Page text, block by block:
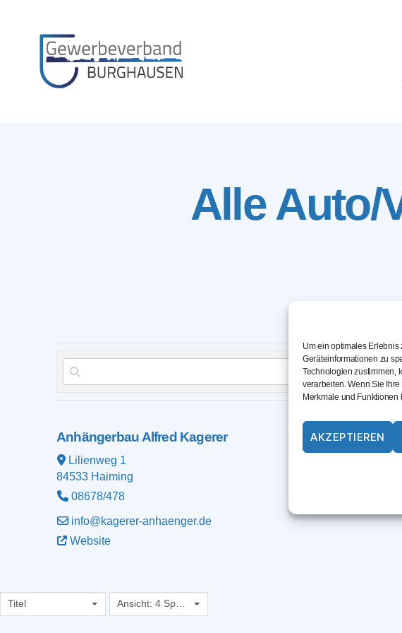
Um ein optimales
Geräteinformationen zu
Technologien zustimmen,
verarbeiten. Wenn Sie
Merkmale und Funktionen
AKZEPTIEREN
Alle Auto/
Anhängerbau Alfred Kagerer
Lilienweg 1
84533 Haiming
08678/478
info@kagerer-anhaenger.de
Website
Titel